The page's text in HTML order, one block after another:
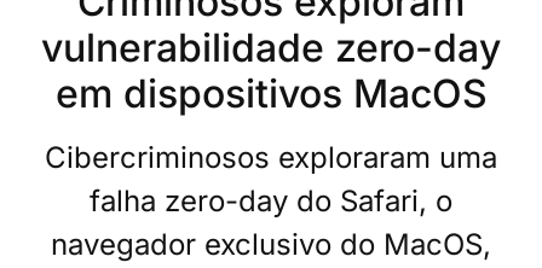
vulnerabilidade zero-day
em dispositivos MacOS
Cibercriminosos exploraram uma
falha zero-day do Safari, o
navegador exclusivo do MacOS,